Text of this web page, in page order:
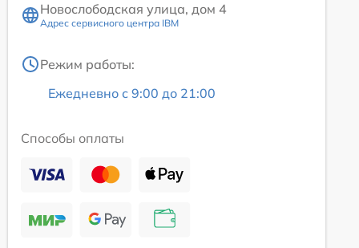
Новослободская улица, дом 4
Адрес сервисного центра IBM
Режим работы:
Ежедневно с 9:00 до 21:00
Способы оплаты